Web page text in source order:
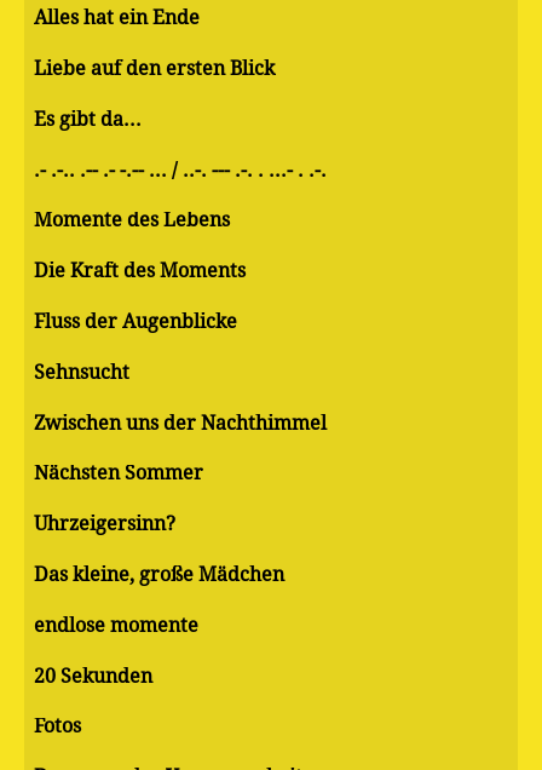
Alles hat ein Ende
Liebe auf den ersten Blick
Es gibt da...
.- .-.. .-- .- -.-- ... / ..-. --- .-. . ...- . .-.
Momente des Lebens
Die Kraft des Moments
Fluss der Augenblicke
Sehnsucht
Zwischen uns der Nachthimmel
Nächsten Sommer
Uhrzeigersinn?
Das kleine, große Mädchen
endlose momente
20 Sekunden
Fotos